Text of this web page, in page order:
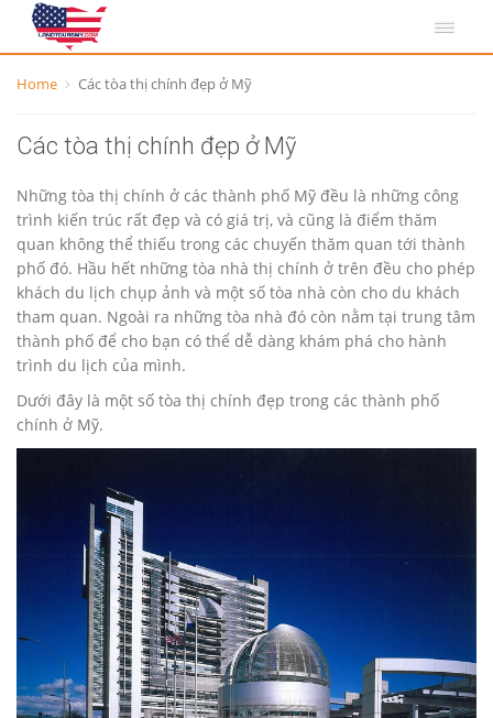
Home Các tòa thị chính đẹp ở Mỹ
Các tòa thị chính đẹp ở Mỹ
Những tòa thị chính ở các thành phố Mỹ đều là những công
trình kiến trúc rất đẹp và có giá trị, và cũng là điểm thăm
quan không thể thiếu trong các chuyến thăm quan tới thành
phố đó. Hầu hết những tòa nhà thị chính ở trên đều cho phép
khách du lịch chụp ảnh và một số tòa nhà còn cho du khách
tham quan. Ngoài ra những tòa nhà đó còn nằm tại trung tâm
thành phố để cho bạn có thể dễ dàng khám phá cho hành
trình du lịch của mình.
Dưới đây là một số tòa thị chính đẹp trong các thành phố
chính ở Mỹ.